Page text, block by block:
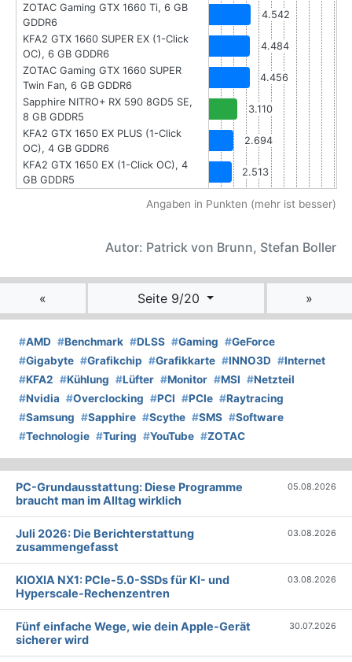
ZOTAC Gaming GTX 1660 Ti, 6 GB
GDDR6
4.542
KFA2 GTX 1660 SUPER EX (1-Click
OC), 6 GB GDDR6
4.484
ZOTAC Gaming GTX 1660 SUPER
Twin Fan, 6 GB GDDR6
4.456
Sapphire NITRO+ RX 590 8GD5 SE,
8 GB GDDR5
3.110
KFA2 GTX 1650 EX PLUS (1-Click
OC), 4 GB GDDR6
2.694
KFA2 GTX 1650 EX (1-Click OC), 4
GB GDDR5
2.513
Angaben in Punkten (mehr ist besser)
Autor: Patrick von Brunn, Stefan Boller
« Seite 9/20 »
#AMD #Benchmark #DLSS #Gaming #GeForce
#Gigabyte #Grafikchip #Grafikkarte #INNO3D #Internet
#KFA2 #Kühlung #Lüfter #Monitor #MSI #Netzteil
#Nvidia #Overclocking #PCI #PCIe #Raytracing
#Samsung #Sapphire #Scythe #SMS #Software
#Technologie #Turing #YouTube #ZOTAC
PC-Grundausstattung: Diese Programme
braucht man im Alltag wirklich
05.08.2026
Juli 2026: Die Bericht­erstattung
zusammengefasst
03.08.2026
KIOXIA NX1: PCIe-5.0-SSDs für KI- und
Hyperscale-Rechenzentren
03.08.2026
Fünf einfache Wege, wie dein Apple-Gerät
sicherer wird
30.07.2026